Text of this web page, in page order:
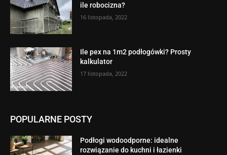
ile robocizna?
16 listopada, 2022
Ile pex na 1m2 podłogówki? Prosty
kalkulator
17 listopada, 2022
POPULARNE POSTY
Podłogi wodoodporne: idealne
rozwiązanie do kuchni i łazienki